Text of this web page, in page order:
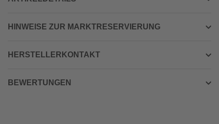
HINWEISE ZUR MARKTRESERVIERUNG
HERSTELLERKONTAKT
BEWERTUNGEN